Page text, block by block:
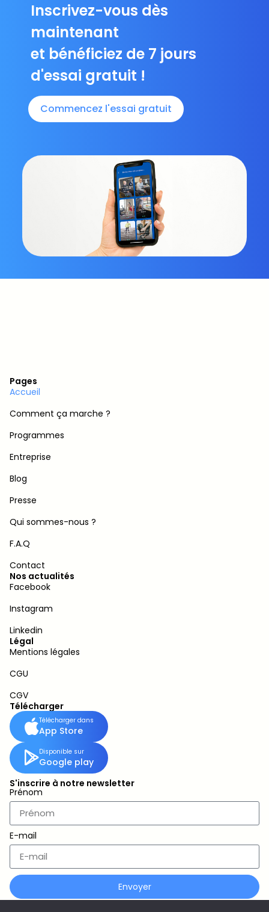
Inscrivez-vous dès
maintenant
et bénéficiez de 7 jours
d'essai gratuit !
Commencez l'essai gratuit
Pages
Accueil
Comment ça marche ?
Programmes
Entreprise
Blog
Presse
Qui sommes-nous ?
F.A.Q
Contact
Nos actualités
Facebook
Instagram
Linkedin
Légal
Mentions légales
CGU
CGV
Télécharger
Télécharger dans
App Store
Disponible sur
Google play
S'inscrire à notre newsletter
Prénom
E-mail
Envoyer